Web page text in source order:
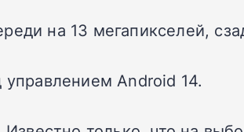
на 13 мегапикселей,
Android 14.